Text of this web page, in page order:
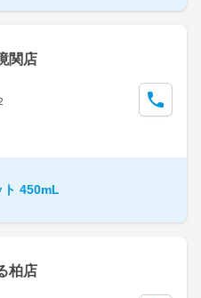
関店
ト 450mL
柏店